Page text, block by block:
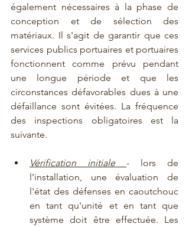
également nécessaires à la phase de
conception et de sélection des
matériaux. Il s'agit de garantir que ces
services publics portuaires et portuaires
fonctionnent comme prévu pendant
une longue période et que les
circonstances défavorables dues à une
défaillance sont évitées. La fréquence
des inspections obligatoires est la
suivante.
Vérification initiale - lors de
l'installation, une évaluation de
l'état des défenses en caoutchouc
en tant qu'unité et en tant que
système doit être effectuée. Les